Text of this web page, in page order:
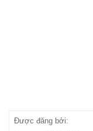
Được đăng bởi: